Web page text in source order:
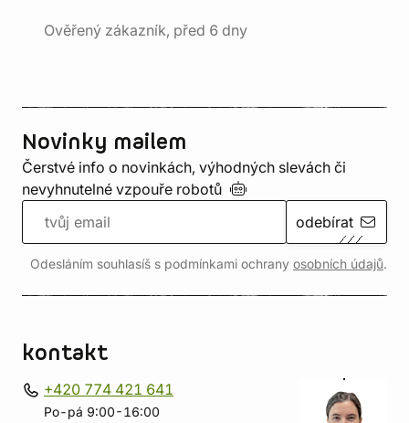
Ověřený zákazník, před 6 dny
Novinky mailem
Čerstvé info o novinkách, výhodných slevách či
nevyhnutelné vzpouře robotů
odebírat
Odesláním souhlasíš s podmínkami ochrany osobních údajů.
kontakt
+420 774 421 641
Po-pá 9:00-16:00